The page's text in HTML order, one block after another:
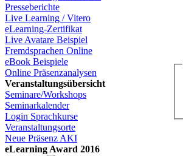
Presseberichte
Live Learning / Vitero
eLearning-Zertifikat
Live Avatare Beispiel
Fremdsprachen Online
eBook Beispiele
Online Präsenzanalysen
Veranstaltungsübersicht
Seminare/Workshops
Seminarkalender
Login Sprachkurse
Veranstaltungsorte
Neue Präsenz AKI
eLearning Award 2016